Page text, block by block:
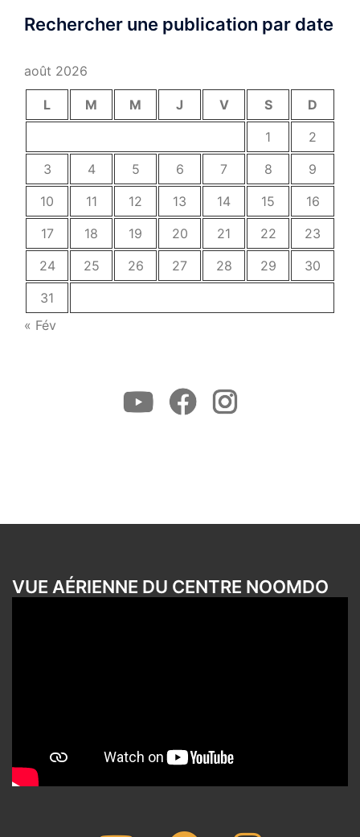
Rechercher une publication par date
août 2026
L M M J V S
D
1
2
3
4 5 6 7 8
9
10
11 12 13 14 15
16
17
18 19 20 21 22
23
24
25 26 27 28 29
30
31
« Fév
Youtube FacebookInstagram
VUE AÉRIENNE DU CENTRE NOOMDO